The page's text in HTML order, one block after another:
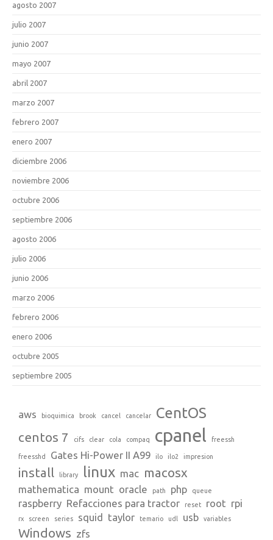
agosto 2007
julio 2007
junio 2007
mayo 2007
abril 2007
marzo 2007
febrero 2007
enero 2007
diciembre 2006
noviembre 2006
octubre 2006
septiembre 2006
agosto 2006
julio 2006
junio 2006
marzo 2006
febrero 2006
enero 2006
octubre 2005
septiembre 2005
aws bioquimica brook cancel cancelar CentOS
centos 7 cifs clear cola compaq cpanel freessh
freesshd Gates Hi-Power II A99 ilo ilo2 impresion
install library linux mac macosx
mathematica mount oracle path php queue
raspberry Refacciones para tractor reset root rpi
rx screen series squid taylor temario udl usb variables
Windows zfs